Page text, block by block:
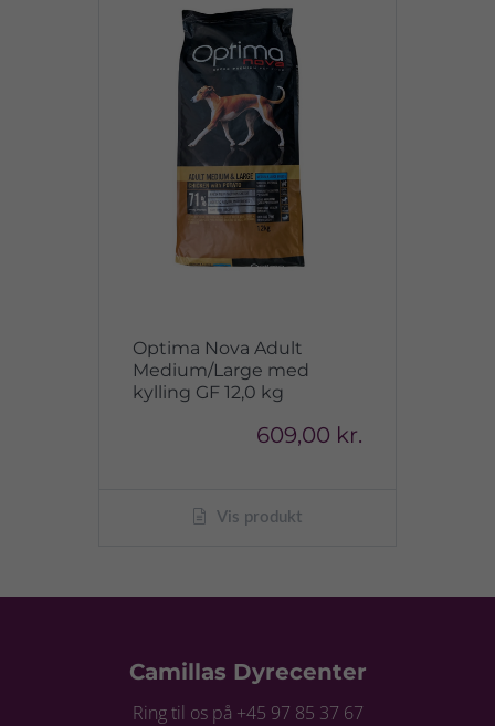
Optima Nova Adult
Medium/Large med
kylling GF 12,0 kg
609,00 kr.
Vis produkt
Camillas Dyrecenter
Ring til os på +45 97 85 37 67